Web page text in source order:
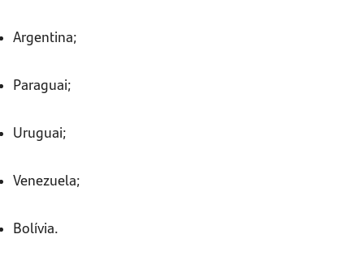
Argentina;
Paraguai;
Uruguai;
Venezuela;
Bolívia.